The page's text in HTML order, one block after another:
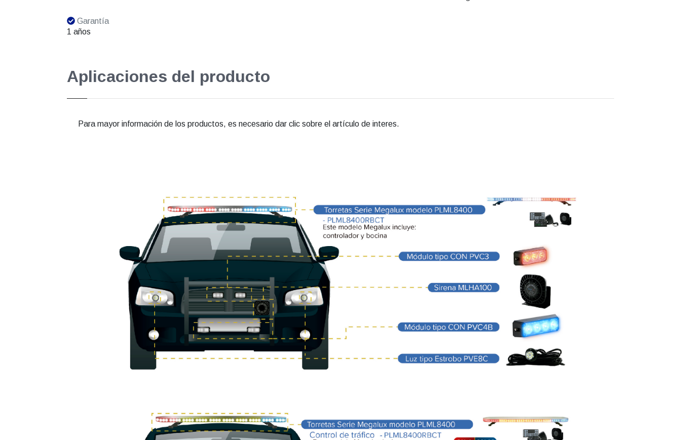
Garantía
1 años
Aplicaciones del producto
Para mayor información de los productos, es necesario dar clic sobre el artículo de interes.